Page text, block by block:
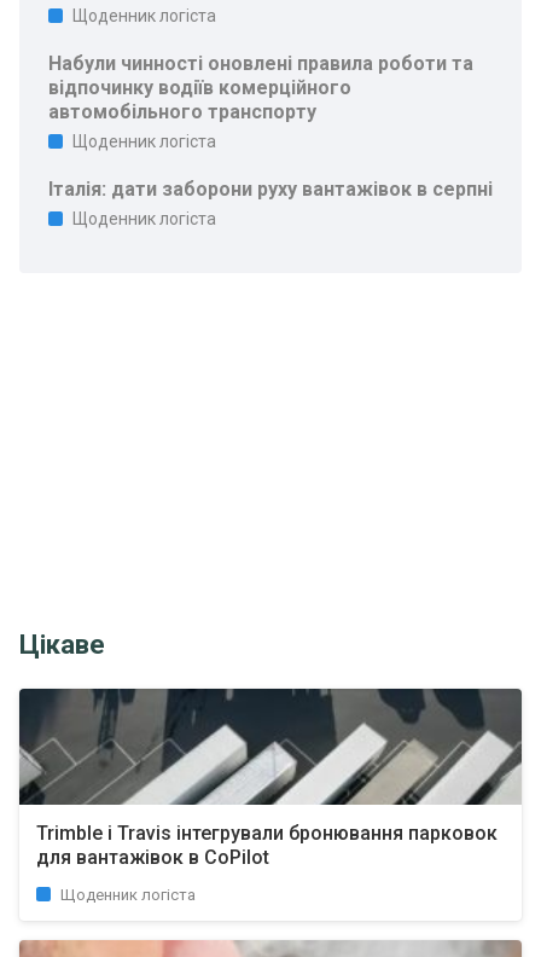
Щоденник логіста
Набули чинності оновлені правила роботи та
відпочинку водіїв комерційного
автомобільного транспорту
Щоденник логіста
Італія: дати заборони руху вантажівок в серпні
Щоденник логіста
Цікаве
Trimble і Travis інтегрували бронювання парковок
для вантажівок в CoPilot
Щоденник логіста